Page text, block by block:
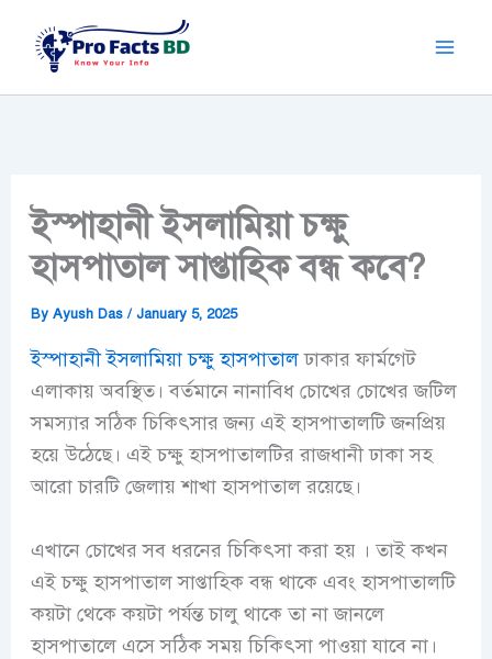
content
ইস্পাহানী ইসলামিয়া চক্ষু
হাসপাতাল সাপ্তাহিক বন্ধ কবে?
By Ayush Das /January 5, 2025
ইস্পাহানী ইসলামিয়া চক্ষু হাসপাতালঢাকার ফার্মগেট
এলাকায় অবস্থিত। বর্তমানে নানাবিধ চোখের চোখের জটিল
সমস্যার সঠিক চিকিৎসার জন্য এই হাসপাতালটি জনপ্রিয়
হয়ে উঠেছে। এই চক্ষু হাসপাতালটির রাজধানী ঢাকা সহ
আরো চারটি জেলায় শাখা হাসপাতাল রয়েছে।
এখানে চোখের সব ধরনের চিকিৎসা করা হয় । তাই কখন
এই চক্ষু হাসপাতাল সাপ্তাহিক বন্ধ থাকে এবং হাসপাতালটি
কয়টা থেকে কয়টা পর্যন্ত চালু থাকে তা না জানলে
হাসপাতালে এসে সঠিক সময় চিকিৎসা পাওয়া যাবে না।